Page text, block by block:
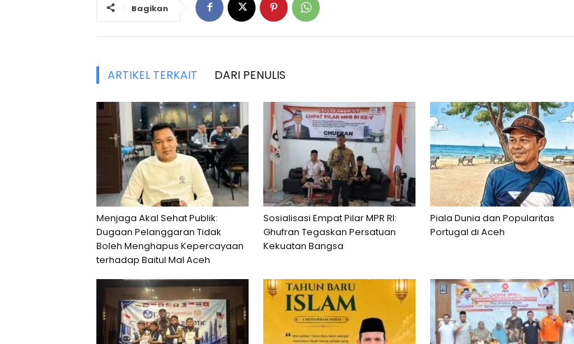
Bagikan
ARTIKEL TERKAIT DARI PENULIS
Menjaga Akal Sehat Publik:
Dugaan Pelanggaran Tidak
Boleh Menghapus Kepercayaan
terhadap Baitul Mal Aceh
Sosialisasi Empat Pilar MPR RI:
Ghufran Tegaskan Persatuan
Kekuatan Bangsa
Piala Dunia dan Popularitas
Portugal di Aceh